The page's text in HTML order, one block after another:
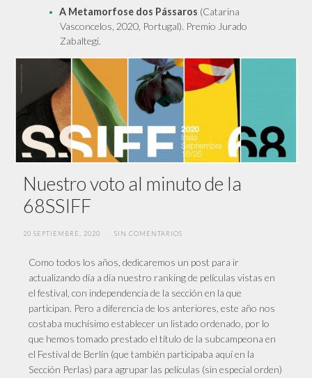
A Metamorfose dos Pássaros (Catarina
Vasconcelos, 2020, Portugal). Premio Jurado
Zabaltegi.
Nuestro voto al minuto de la
68SSIFF
20 SEPTIEMBRE, 2020 SIN COMENTARIOS
Como todos los años, dedicaremos un post para ir
actualizando día a día nuestro ranking de películas vistas en
el festival, con independencia de la sección en la que
participan. Pero a diferencia de los anteriores, este año nos
costaba muchísimo establecer un listado ordenado, por lo
que hemos tomado prestado el título de la subcampeona en
el Festival de Berlín (que también participaba aquí en la
Sección Perlas) para agrupar las películas (sin especial orden)